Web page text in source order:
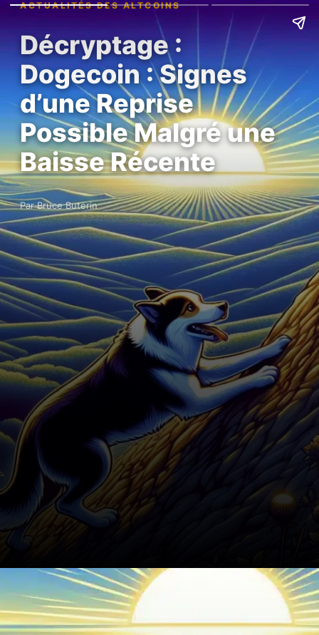
ACTUALITÉS DES ALTCOINS
Décryptage :
Dogecoin : Signes
d’une Reprise
Possible Malgré une
Baisse Récente
Par Bruce Buterin